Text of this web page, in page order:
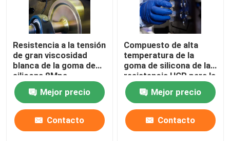
Añadidos de goma
Resistencia a la tensión
de gran viscosidad
blanca de la goma de
silicona 8Mpa
Mejor precio
Contacto
Compuesto de alta
temperatura de la
goma de silicona de la
resistencia HCR para la
industria mecánica
Mejor precio
Contacto